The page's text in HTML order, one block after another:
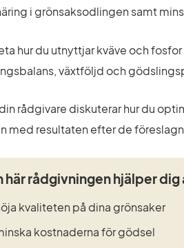
i grönsaksodlingen samt
hur du utnyttjar kväve och
växtföljd och
rådgivare diskuterar hur du
med resultaten efter de
här rådgivningen hjälper dig
kvaliteten på dina grönsaker
kostnaderna för gödsel